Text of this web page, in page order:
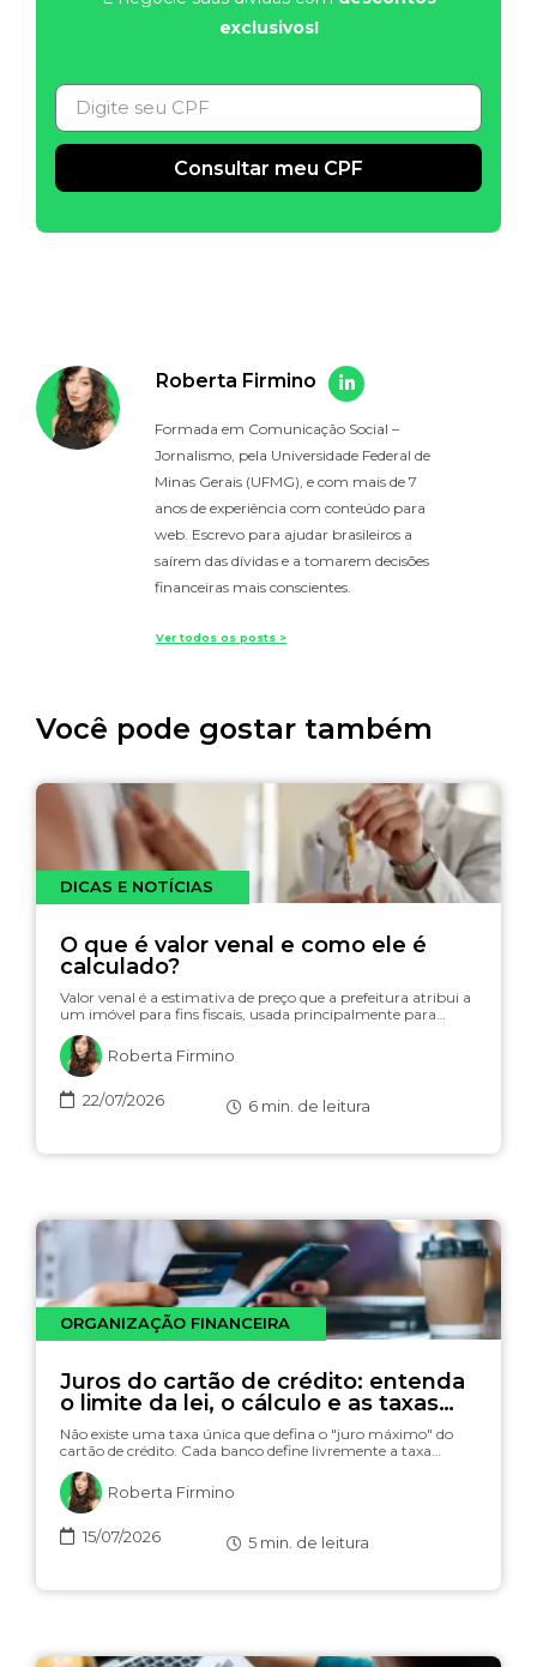
exclusivos!
Consultar meu CPF
Roberta Firmino
Formada em Comunicação Social –
Jornalismo, pela Universidade Federal de
Minas Gerais (UFMG), e com mais de 7
anos de experiência com conteúdo para
web. Escrevo para ajudar brasileiros a
saírem das dívidas e a tomarem decisões
financeiras mais conscientes.
Ver todos os posts >
Você pode gostar também
DICAS E NOTÍCIAS
O que é valor venal e como ele é
calculado?
Valor venal é a estimativa de preço que a prefeitura atribui a
um imóvel para fins fiscais, usada principalmente para…
Roberta Firmino
22/07/2026 6 min. de leitura
ORGANIZAÇÃO FINANCEIRA
Juros do cartão de crédito: entenda
o limite da lei, o cálculo e as taxas
(com simulador)
Não existe uma taxa única que defina o "juro máximo" do
cartão de crédito. Cada banco define livremente a taxa…
Roberta Firmino
15/07/2026 5 min. de leitura